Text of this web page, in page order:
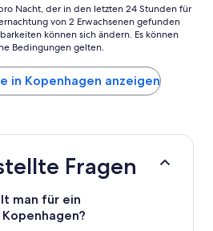
Nacht, der in den letzten 24 Stunden für
von 2 Erwachsenen gefunden
können sich ändern. Es können
Bedingungen gelten.
in Kopenhagen anzeigen
Fragen
man für ein